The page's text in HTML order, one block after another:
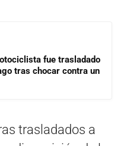
fue trasladado
tras chocar contra un
trasladados a